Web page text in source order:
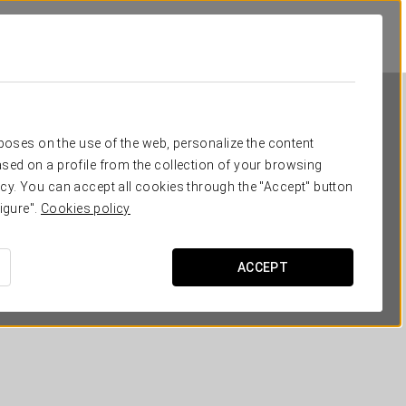
on the use of the web, personalize the content
on a profile from the collection of your browsing
You can accept all cookies through the "Accept" button
Cookies policy
ACCEPT
Ikonik Marengo
НИЦЦА